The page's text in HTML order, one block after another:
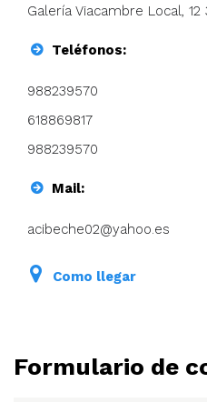
Galería Viacambre Local,
Teléfonos:
988239570
618869817
988239570
Mail:
acibeche02@yahoo.es
Como llegar
Formulario de